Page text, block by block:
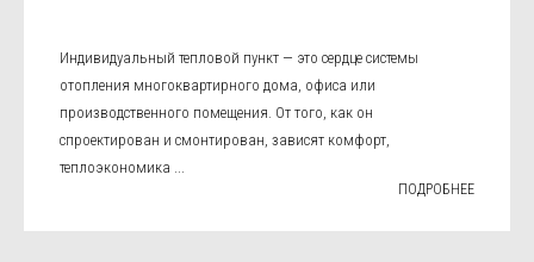
Индивидуальный тепловой пункт — это сердце системы
отопления многоквартирного дома, офиса или
производственного помещения. От того, как он
спроектирован и смонтирован, зависят комфорт,
теплоэкономика ...
ПОДРОБНЕЕ